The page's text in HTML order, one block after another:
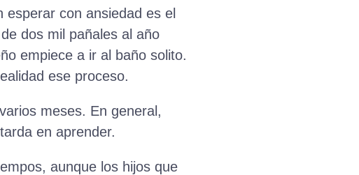
con ansiedad es el
dos mil pañales al año
empiece a ir al baño solito.
ese proceso.
meses. En general,
en aprender.
aunque los hijos que